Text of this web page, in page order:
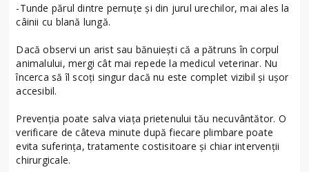
-Tunde părul dintre pernuțe și din jurul urechilor, mai ales la
câinii cu blană lungă.
Dacă observi un arist sau bănuiești că a pătruns în corpul
animalului, mergi cât mai repede la medicul veterinar. Nu
încerca să îl scoți singur dacă nu este complet vizibil și ușor
accesibil.
Prevenția poate salva viața prietenului tău necuvântător. O
verificare de câteva minute după fiecare plimbare poate
evita suferința, tratamente costisitoare și chiar intervenții
chirurgicale.